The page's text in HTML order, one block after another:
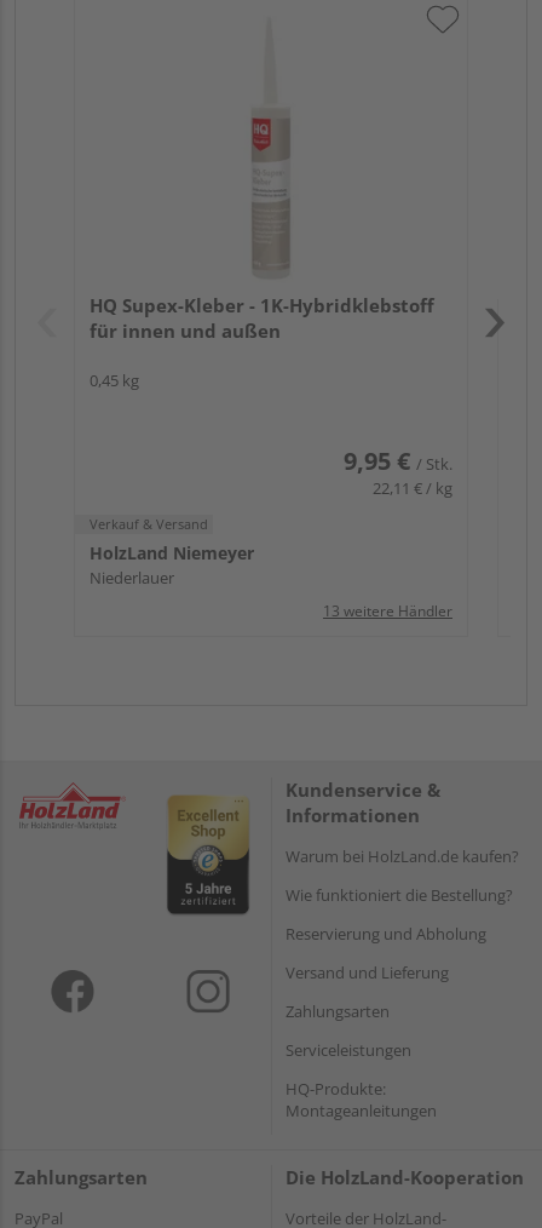
HQ Supex-Kleber - 1K-Hybridklebstoff
für innen und außen
0,45 kg
9,95 € / Stk.
22,11 € / kg
Verkauf & Versand
HolzLand Niemeyer
Niederlauer
13 weitere Händler
Kundenservice &
Informationen
Warum bei HolzLand.de kaufen?
Wie funktioniert die Bestellung?
Reservierung und Abholung
Versand und Lieferung
Zahlungsarten
Serviceleistungen
HQ-Produkte:
Montageanleitungen
Zahlungsarten
PayPal
Die HolzLand-Kooperation
Vorteile der HolzLand-